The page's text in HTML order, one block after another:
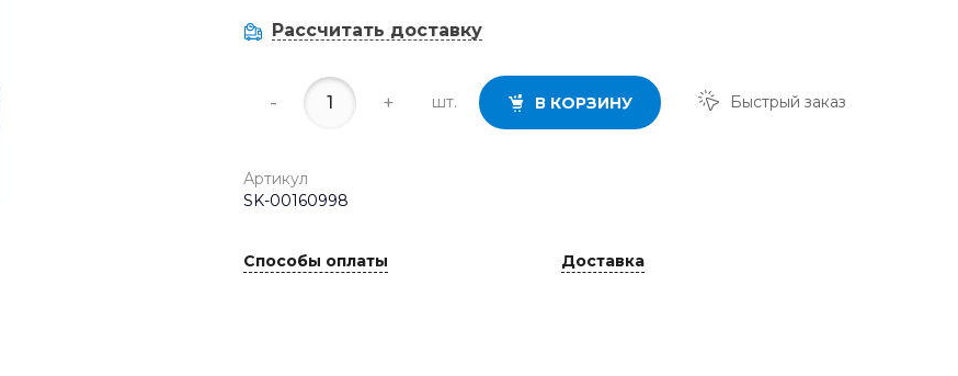
Рассчитать доставку
- + шт. В КОРЗИНУ Быстрый заказ
Артикул
SK-00160998
Способы оплаты Доставка